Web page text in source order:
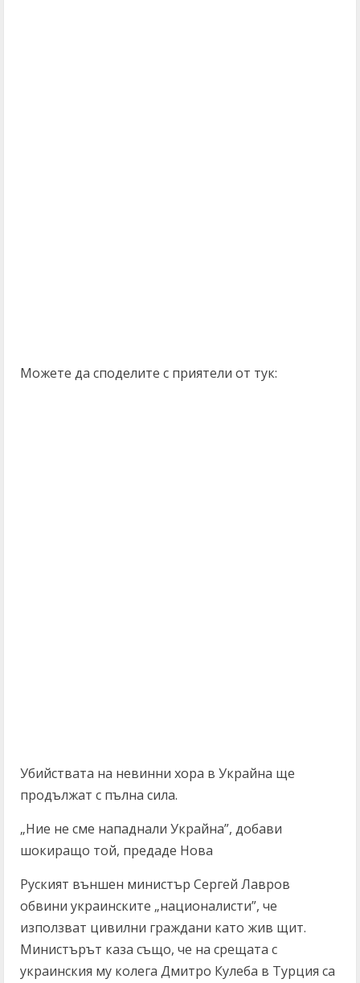
Можете да споделите с приятели от тук:
Убийствата на невинни хора в Украйна ще
продължат с пълна сила.
„Ние не сме нападнали Украйна”, добави
шокиращо той, предаде Нова
Руският външен министър Сергей Лавров
обвини украинските „националисти”, че
използват цивилни граждани като жив щит.
Министърът каза също, че на срещата с
украинския му колега Дмитро Кулеба в Турция са